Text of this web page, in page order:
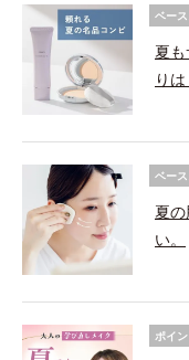
ベー
夏
りは
ベー
夏
い。
ポイ